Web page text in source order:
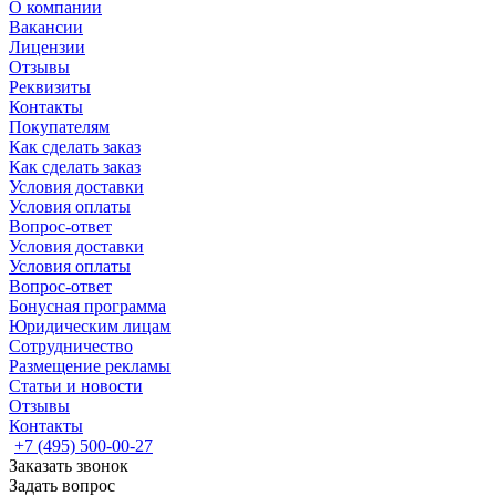
О компании
Вакансии
Лицензии
Отзывы
Реквизиты
Контакты
Покупателям
Как сделать заказ
Как сделать заказ
Условия доставки
Условия оплаты
Вопрос-ответ
Условия доставки
Условия оплаты
Вопрос-ответ
Бонусная программа
Юридическим лицам
Сотрудничество
Размещение рекламы
Статьи и новости
Отзывы
Контакты
+7 (495) 500-00-27
Заказать звонок
Задать вопрос